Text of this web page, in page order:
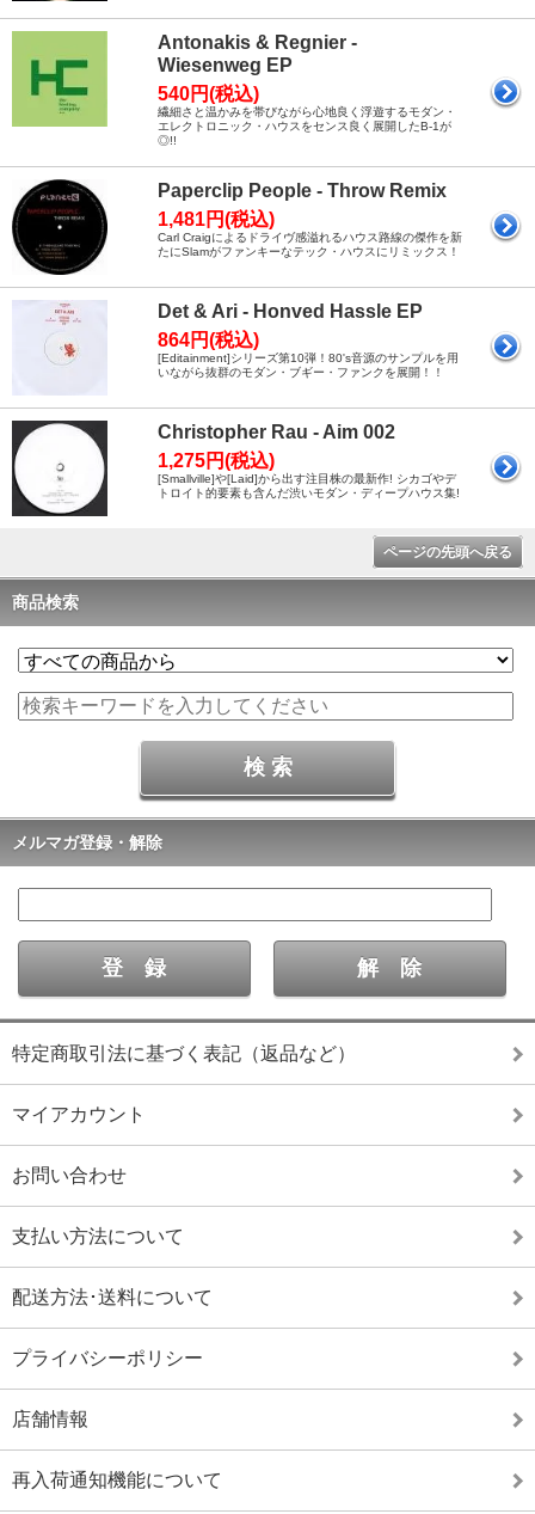
Antonakis & Regnier -
Wiesenweg EP
540円(税込)
繊細さと温かみを帯びながら心地良く浮遊するモダン・
エレクトロニック・ハウスをセンス良く展開したB-1が
◎!!
Paperclip People - Throw Remix
1,481円(税込)
Carl Craigによるドライヴ感溢れるハウス路線の傑作を新
たにSlamがファンキーなテック・ハウスにリミックス！
Det & Ari - Honved Hassle EP
864円(税込)
[Editainment]シリーズ第10弾！80's音源のサンプルを用
いながら抜群のモダン・ブギー・ファンクを展開！！
Christopher Rau - Aim 002
1,275円(税込)
[Smallville]や[Laid]から出す注目株の最新作! シカゴやデ
トロイト的要素も含んだ渋いモダン・ディープハウス集!
ページの先頭へ戻る
商品検索
メルマガ登録・解除
特定商取引法に基づく表記（返品など）
マイアカウント
お問い合わせ
支払い方法について
配送方法･送料について
プライバシーポリシー
店舗情報
再入荷通知機能について